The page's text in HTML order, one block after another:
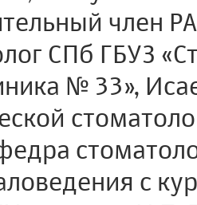
член
СПб ГБУЗ
№ 33»,
с